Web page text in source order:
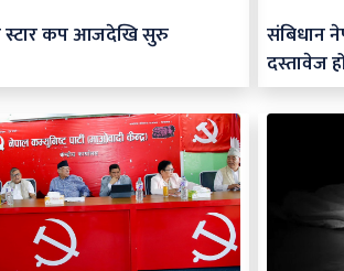
स्टार कप आजदेखि सुरु
संबिधान
दस्तावेज